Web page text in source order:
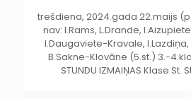
trešdiena, 2024.gada 22.maijs
nav: I.Rams, L.Drande,
I.Daugaviete-Kravale, I.Lazdiņa,
B.Sakne-Klovāne (5.st.) 3.-
STUNDU IZMAIŅAS Klase St.